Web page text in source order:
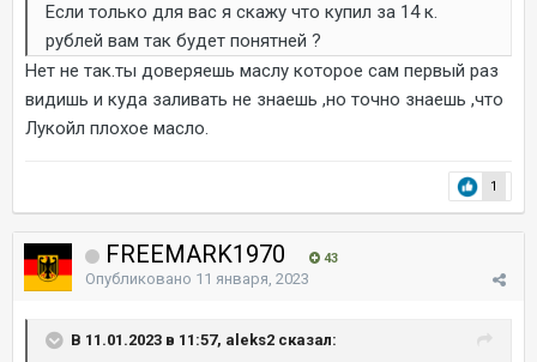
Если только для вас я скажу что купил за 14 к.
рублей вам так будет понятней ?
Нет не так.ты доверяешь маслу которое сам первый раз
видишь и куда заливать не знаешь ,но точно знаешь ,что
Лукойл плохое масло.
1
FREEMARK1970 43
Опубликовано 11 января, 2023
В 11.01.2023 в 11:57, aleks2 сказал: